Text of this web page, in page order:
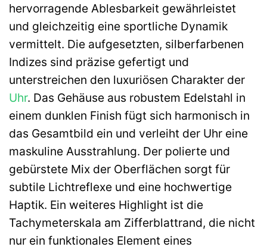
hervorragende Ablesbarkeit gewährleistet
und gleichzeitig eine sportliche Dynamik
vermittelt. Die aufgesetzten, silberfarbenen
Indizes sind präzise gefertigt und
unterstreichen den luxuriösen Charakter der
Uhr. Das Gehäuse aus robustem Edelstahl in
einem dunklen Finish fügt sich harmonisch in
das Gesamtbild ein und verleiht der Uhr eine
maskuline Ausstrahlung. Der polierte und
gebürstete Mix der Oberflächen sorgt für
subtile Lichtreflexe und eine hochwertige
Haptik. Ein weiteres Highlight ist die
Tachymeterskala am Zifferblattrand, die nicht
nur ein funktionales Element eines